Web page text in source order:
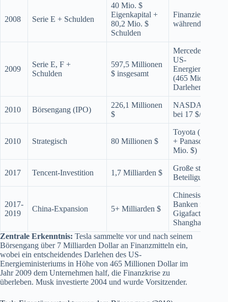
2008 Serie E + Schulden
40 Mio. $
Eigenkapital +
80,2 Mio. $
Schulden
Finanzierung
während der
2009
Serie E, F +
Schulden
597,5 Millionen
$ insgesamt
Mercedes-Benz,
US-
(465 Mio. $
Darlehen)
2010 Börsengang (IPO)
226,1 Millionen
$
NASDAQ-
bei 17 $/Aktie
2010 Strategisch 80 Millionen $
Toyota (50 Mio.
+ Panasonic (30
Mio. $)
2017 Tencent-Investition 1,7 Milliarden $
Große
Beteiligung
2017-
2019
China-Expansion 5+ Milliarden $
Chinesische
Banken für
Gigafactory
Shanghai
Zentrale Erkenntnis: Tesla sammelte vor und nach seinem
Börsengang über 7 Milliarden Dollar an Finanzmitteln ein,
wobei ein entscheidendes Darlehen des US-
Energieministeriums in Höhe von 465 Millionen Dollar im
Jahr 2009 dem Unternehmen half, die Finanzkrise zu
überleben. Musk investierte 2004 und wurde Vorsitzender.